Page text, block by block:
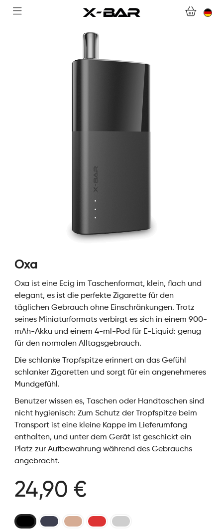
COLLECTIONS
Oxa
Oxa ist eine Ecig im Taschenformat, klein, flach und
elegant, es ist die perfekte Zigarette für den
täglichen Gebrauch ohne Einschränkungen. Trotz
seines Miniaturformats verbirgt es sich in einem 900-
mAh-Akku und einem 4-ml-Pod für E-Liquid: genug
für den normalen Alltagsgebrauch.
Die schlanke Tropfspitze erinnert an das Gefühl
schlanker Zigaretten und sorgt für ein angenehmeres
Mundgefühl.
Benutzer wissen es, Taschen oder Handtaschen sind
nicht hygienisch: Zum Schutz der Tropfspitze beim
Transport ist eine kleine Kappe im Lieferumfang
enthalten, und unter dem Gerät ist geschickt ein
Platz zur Aufbewahrung während des Gebrauchs
angebracht.
24,90 €